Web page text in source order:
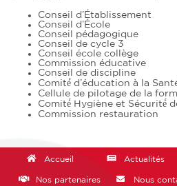
Conseil d’Établissement
Conseil d’École
Conseil pédagogique
Conseil de cycle 3
Conseil école collège
Commission éducative
Conseil de discipline
Comité́ d’éducation à la
Cellule de pilotage de la
Comité́ Hygiène et Sécurité́
Commission restauration
Accueil Actualités
Nos partenaires Nous